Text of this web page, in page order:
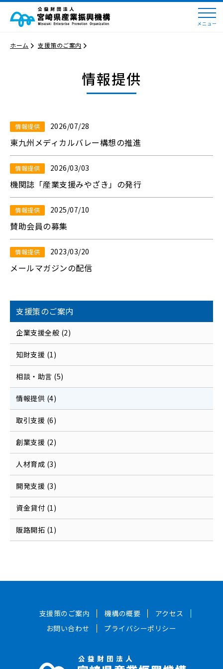
メニュー
ホーム 支援策のご案内
情報提供
情報提供 2026/07/28
東九州メディカルバレー構想の推進
情報提供 2026/03/03
機関誌「産業支援みやざき」の発行
情報提供 2025/07/10
賛助会員の募集
情報提供 2023/03/20
メールマガジンの配信
支援策のご案内
企業支援全般 (2)
知財支援 (1)
相談・助言 (5)
情報提供 (4)
取引支援 (6)
創業支援 (2)
人材育成 (3)
開発支援 (3)
資金貸付 (1)
販路開拓 (1)
支援策のご案内 機構の概要
アクセス
お問い合わせ
プライバシーポリシー